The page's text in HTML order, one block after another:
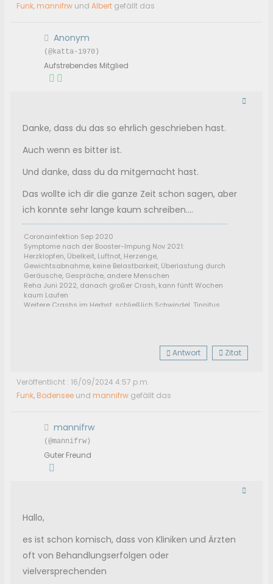
Funk, mannifrw undAlbert gefällt das
Anonym
(@katta-1970)
Aufstrebendes Mitglied
Danke, dass du das so ehrlich geschrieben hast.
Auch wenn es bitter ist.
Und danke, dass du da mitgemacht hast.
Das wollte ich dir die ganze Zeit schon sagen, aber
ich konnte sehr lange kaum schreiben....
Coronainfektion Sep 2020
Symptome nach der Booster-Impung Nov 2021:
Herzklopfen, Übelkeit, Luftnot, Herzenge,
Gewichtsabnahme, keine Belastbarkeit, Überlastung durch
Geräusche, Gespräche, andere Menschen
Reha Juni 2022, danach großer Crash, kann fünft Wochen
kaum Laufen
Weitere Crashs im Herbst, schließlich Schwindel, Tinnitus,
Diagnose der Herzenge: Conorarspasmen
Antwort Zitat
Veröffentlicht : 16/09/2024 4:57 p.m.
Funk, Bodensee und mannifrw gefällt das
mannifrw
(@mannifrw)
Guter Freund
Hallo,
es ist schon komisch, dass von Kliniken und Ärzten
oft von Behandlungserfolgen oder
vielversprechenden